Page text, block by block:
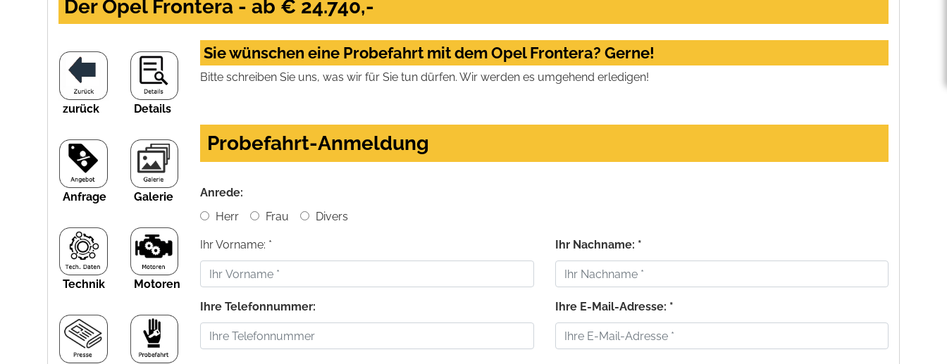
Der Opel Frontera - ab € 24.740,-
zurück Details
Anfrage Galerie
Technik Motoren
Sie wünschen eine Probefahrt mit dem Opel Frontera? Gerne!
Bitte schreiben Sie uns, was wir für Sie tun dürfen. Wir werden es umgehend erledigen!
Probefahrt-Anmeldung
Anrede:
Herr
Frau Divers
Ihr Vorname: * Ihr Nachname: *
Ihre Telefonnummer: Ihre E-Mail-Adresse: *